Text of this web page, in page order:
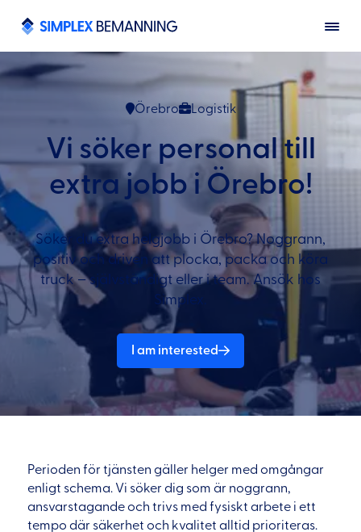
Örebro Logistik
Vi söker personal till
extra jobb i Örebro!
Söker du extra helgjobb i Örebro? Noggrann,
positiv och driven att plocka, packa och köra
truck – självständigt eller i team. Ansök hos
Simplex.
I am interested
Perioden för tjänsten gäller helger med omgångar
enligt schema. Vi söker dig som är noggrann,
ansvarstagande och trivs med fysiskt arbete i ett
tempo där säkerhet och kvalitet alltid prioriteras.